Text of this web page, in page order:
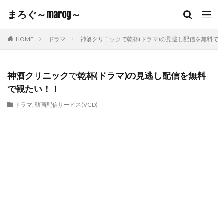
まろぐ～marog～
HOME ドラマ 神酒クリニックで乾杯(ドラマ)の見逃し配信を無料
神酒クリニックで乾杯(ドラマ)の見逃し配信を無料
で観たい！！
ドラマ, 動画配信サービス(VOD)